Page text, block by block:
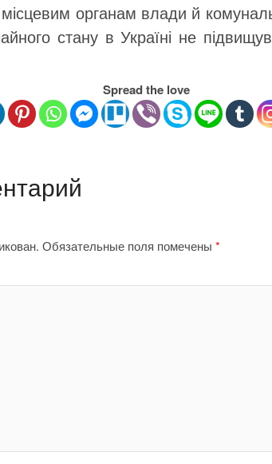
органам влади й
стану в Україні не
Spread the love
Обязательные поля помечены *